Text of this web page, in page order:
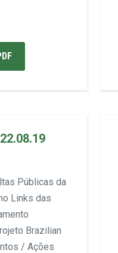
Públicas da
Links das
Brazilian
/ Ações